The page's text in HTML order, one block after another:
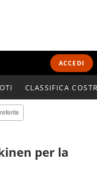
ACCEDI
CLASSIFICA
per la